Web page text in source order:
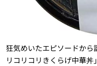
狂気めいたエピソードか
リコリコリきくらげ中華